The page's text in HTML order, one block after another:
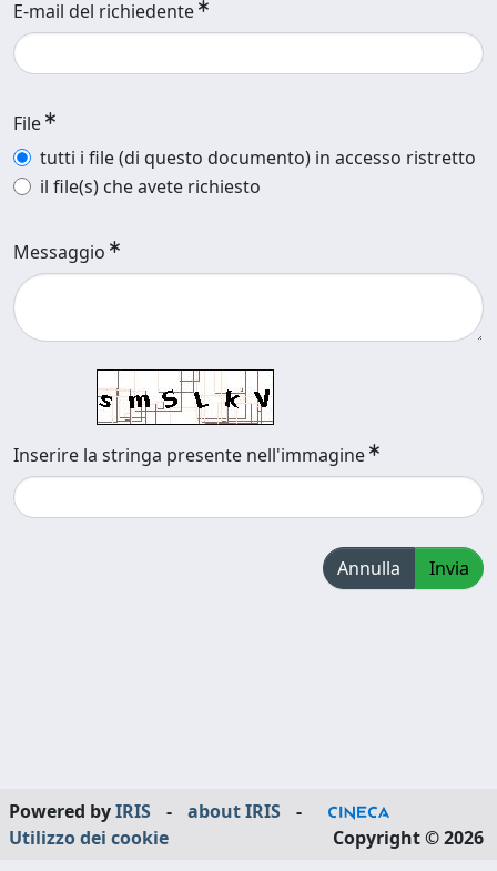
E-mail del richiedente
File
tutti i file (di questo documento) in accesso ristretto
il file(s) che avete richiesto
Messaggio
Inserire la stringa presente nell'immagine
Annulla Invia
Powered byIRIS - about IRIS
-
Utilizzo dei cookie
Copyright © 2026